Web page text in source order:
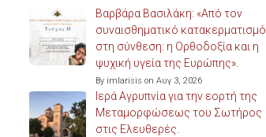
Βαρβάρα Βασιλάκη: «Από τον
συναισθηματικό κατακερματισμό
στη σύνθεση: η Ορθοδοξία και η
ψυχική υγεία της Ευρώπης».
By imlarisis on Αυγ 3, 2026
Ιερά Αγρυπνία για την εορτή της
Μεταμορφώσεως του Σωτήρος
στις Ελευθερές.